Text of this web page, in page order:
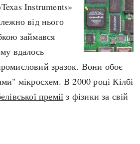
Instruments»
від нього
займався
вдалось
зразок. Вони обоє
мікросхем. В 2000 році Кілбі
премії з фізики за свій